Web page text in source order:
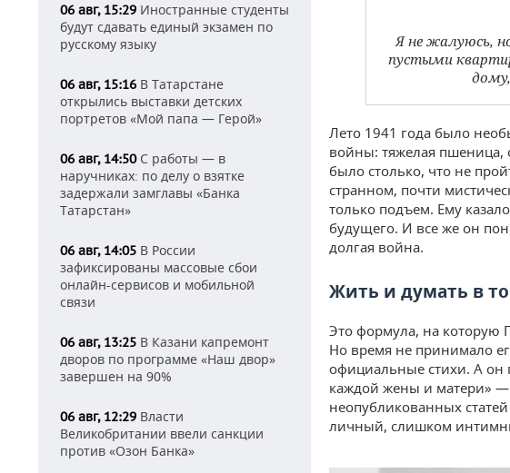
06 авг, 15:29 Иностранные студенты
будут сдавать единый экзамен по
русскому языку
06 авг, 15:16 В Татарстане
открылись выставки детских
портретов «Мой папа — Герой»
06 авг, 14:50С работы — в
наручниках: по делу о взятке
задержали замглавы «Банка
Татарстан»
06 авг, 14:05 В России
зафиксированы массовые сбои
онлайн-сервисов и мобильной
связи
06 авг, 13:25 В Казани капремонт
дворов по программе «Наш двор»
завершен на 90%
06 авг, 12:29 Власти
Великобритании ввели санкции
против «Озон Банка»
Я не жалуюсь,
пустыми
Лето 1941 года было
войны: тяжелая пшеница,
было столько, что не
странном, почти
только подъем. Ему
будущего. И все же он
долгая война.
Жить и думать в
Это формула, на которую
Но время не принимало
официальные стихи. А он
каждой жены и матери» —
неопубликованных
личный, слишком